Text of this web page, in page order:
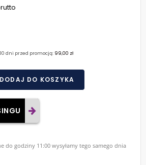
dni przed promocją: 99,00 zł
DODAJ DO KOSZYKA
do godziny 11:00 wysyłamy tego samego dnia